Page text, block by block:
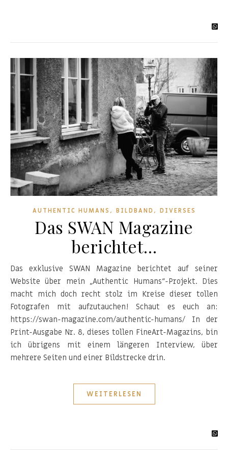
AUTHENTIC HUMANS , BILDBAND , DIVERSES
Das SWAN Magazine
berichtet…
Das exklusive SWAN Magazine berichtet auf seiner
Website über mein „Authentic Humans“-Projekt. Dies
macht mich doch recht stolz im Kreise dieser tollen
Fotografen mit aufzutauchen! Schaut es euch an:
https://swan-magazine.com/authentic-humans/ In der
Print-Ausgabe Nr. 8, dieses tollen FineArt-Magazins, bin
ich übrigens mit einem längeren Interview, über
mehrere Seiten und einer Bildstrecke drin.
WEITERLESEN